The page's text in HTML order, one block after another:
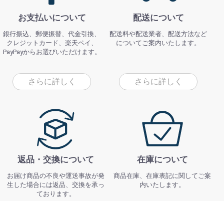
お支払いについて
銀行振込、郵便振替、代金引換、
クレジットカード、楽天ペイ、
PayPayからお選びいただけます。
さらに詳しく
配送について
配送料や配送業者、配送方法など
についてご案内いたします。
さらに詳しく
返品・交換について
お届け商品の不良や運送事故が発
生した場合には返品、交換を承っ
ております。
在庫について
商品在庫、在庫表記に関してご案
内いたします。